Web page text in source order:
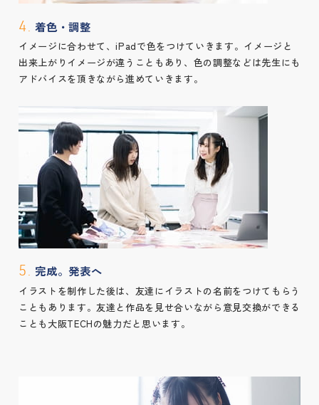
4. 着色・調整
イメージに合わせて、iPadで色をつけていきます。イメージと
出来上がりイメージが違うこともあり、色の調整などは先生にも
アドバイスを頂きながら進めていきます。
5. 完成。発表へ
イラストを制作した後は、友達にイラストの名前をつけてもらう
こともあります。友達と作品を見せ合いながら意見交換ができる
ことも大阪TECHの魅力だと思います。